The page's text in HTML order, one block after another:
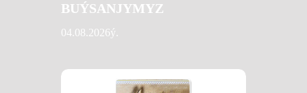
BUÝSANJYMYZ
04.08.2026ý.